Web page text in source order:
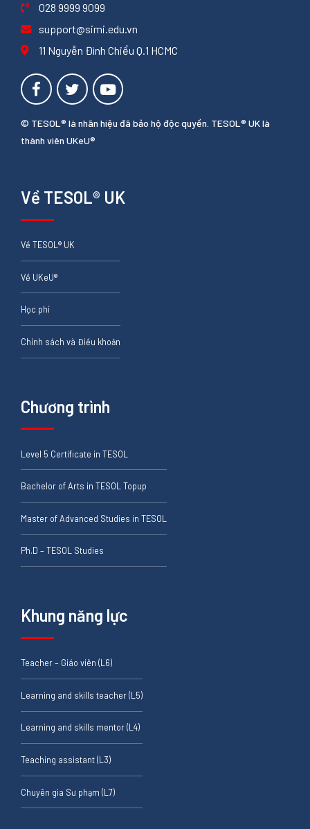
028 9999 9099
support@simi.edu.vn
11 Nguyễn Đình Chiểu Q.1 HCMC
© TESOL® là nhãn hiệu đã bảo hộ độc quyền. TESOL® UK là
thành viên UKeU®
Về TESOL® UK
Về TESOL® UK
Về UKeU®
Học phí
Chính sách và Điều khoản
Chương trình
Level 5 Certificate in TESOL
Bachelor of Arts in TESOL Topup
Master of Advanced Studies in TESOL
Ph.D – TESOL Studies
Khung năng lực
Teacher – Giáo viên (L6)
Learning and skills teacher (L5)
Learning and skills mentor (L4)
Teaching assistant (L3)
Chuyên gia Sư phạm (L7)